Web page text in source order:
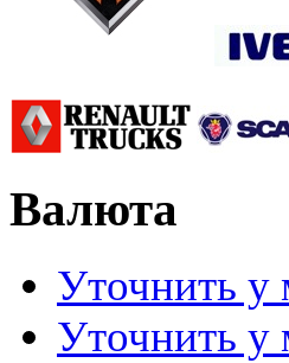
Валюта
Уточнить у
Уточнить у